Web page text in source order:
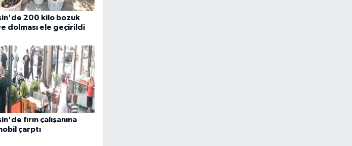
200 kilo bozuk
dolması ele geçirildi
fırın çalışanına
çarptı